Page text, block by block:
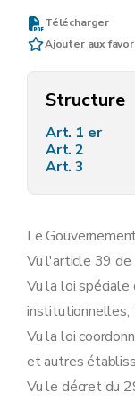
Télécharger
Ajouter aux
Structure
Art. 1 er
Art. 2
Art. 3
Le
Vu l'article 39
Vu la loi
institutionnelles,
Vu la loi
et autres
Vu le décret du